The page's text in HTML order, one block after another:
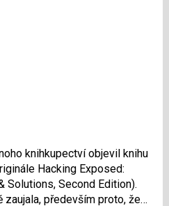
knihkupectví objevil knihu
Hacking Exposed:
Solutions, Second Edition).
zaujala, především proto, že